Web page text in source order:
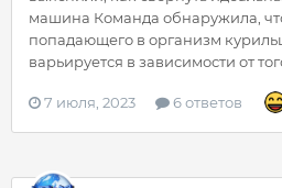
машина Команда обнаружила,
попадающего в организм
варьируется в зависимости от
7 июля, 2023 6 ответов